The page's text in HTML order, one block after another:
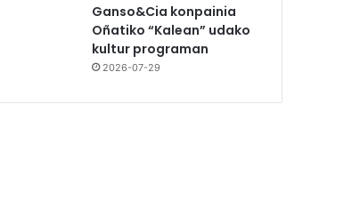
Ganso&Cia konpainia
Oñatiko “Kalean” udako
kultur programan
2026-07-29